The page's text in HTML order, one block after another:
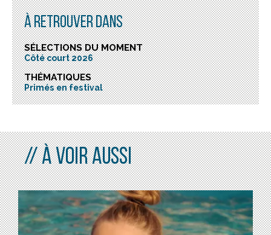
À RETROUVER DANS
SÉLECTIONS DU MOMENT
Côté court 2026
THÉMATIQUES
Primés en festival
À VOIR AUSSI